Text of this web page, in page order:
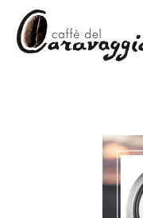
Skip to main